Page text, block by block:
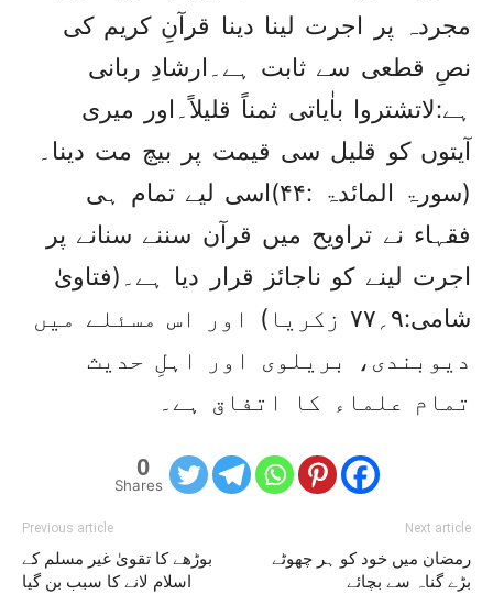
مجردہ پر اجرت لینا دینا قرآنِ کریم کی
نصِ قطعی سے ثابت ہے۔ارشادِ ربانی
ہے:لاتشتروا باٰیاتی ثمناً قلیلاً۔اور میری
آیتوں کو قلیل سی قیمت پر بیچ مت دینا۔
(سورۃ المائدۃ :۴۴)اسی لیے تمام ہی
فقہاء نے تراویح میں قرآن سننے سنانے پر
اجرت لینے کو ناجائز قرار دیا ہے۔(فتاویٰ
شامی:۹؍۷۷ زکریا) اور اس مسئلے میں
دیوبندی، بریلوی اور اہلِ حدیث
تمام علماء کا اتفاق ہے۔
0
Shares
Previous article
بوڑھے کا تقویٰ غیر مسلم کے
اسلام لانے کا سبب بن گیا
Next article
رمضان میں خود کو ہر چھوٹے
بڑے گناہ سے بچائے